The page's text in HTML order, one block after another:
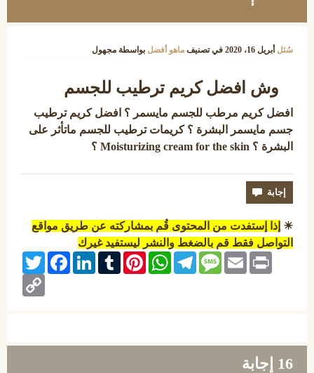
سُئل أبريل 16، 2020 في تصنيف ماهو أفضل بواسطة مجهول
وش افضل كريم ترطيب للجسم
افضل كريم مرطب للجسم مايسمر ؟ افضل كريم ترطيب
جسم مايسمر البشرة ؟ كريمات ترطيب للجسم ماتأثر على
البشرة ؟ Moisturizing cream for the skin ؟
☀ إذا إستفدت من المحتوى قُم بمشاركته عن طريق مواقع
التواصل فقط قم بالضغط والنشر ليستفيد غيرك
Twitter
FacebookLinkedInTumblrPinterest
WhatsAppTelegramMessageEmail Print
Copy
Link
16 إجابة